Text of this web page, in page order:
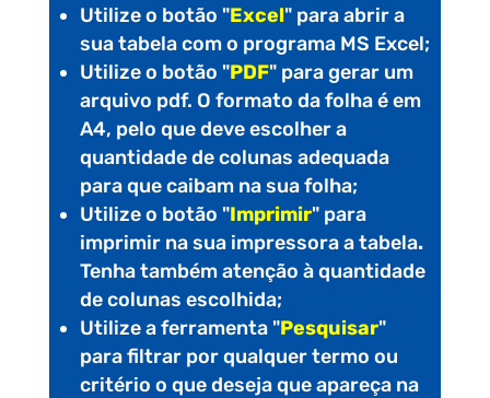
Utilize o botão "Excel" para abrir a
sua tabela com o programa MS Excel;
Utilize o botão "PDF" para gerar um
arquivo pdf. O formato da folha é em
A4, pelo que deve escolher a
quantidade de colunas adequada
para que caibam na sua folha;
Utilize o botão "Imprimir" para
imprimir na sua impressora a tabela.
Tenha também atenção à quantidade
de colunas escolhida;
Utilize a ferramenta "Pesquisar"
para filtrar por qualquer termo ou
critério o que deseja que apareça na